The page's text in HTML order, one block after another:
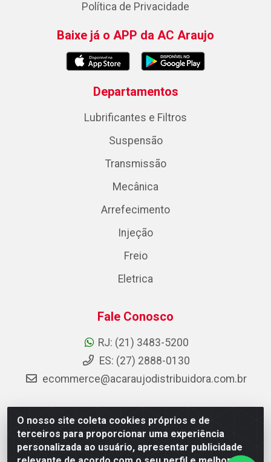
O nosso site coleta cookies próprios e de
terceiros para proporcionar uma experiência
personalizada ao usuário, apresentar publicidade
Política de Privacidade
Baixe já o APP da AC Araujo
Departamentos
Lubrificantes e Filtros
Suspensão
Transmissão
Mecânica
Arrefecimento
Injeção
Freio
Eletrica
Fale Conosco
RJ: (21) 3483-5200
ES: (27) 2888-0130
ecommerce@acaraujodistribuidora.com.br
AC Araujo Distribuidora - Rua Carneiro de Campos, 42 -
São Cristóvão, Rio de Janeiro/RJ - CEP 20.920-410 -
CNPJ 08.744.753/0003-85